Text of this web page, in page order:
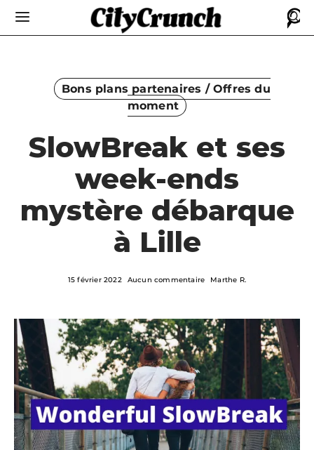
Bons plans partenaires / Offres du
moment
SlowBreak et ses
week-ends
mystère débarque
à Lille
15 février 2022 Aucun commentaire Marthe R.